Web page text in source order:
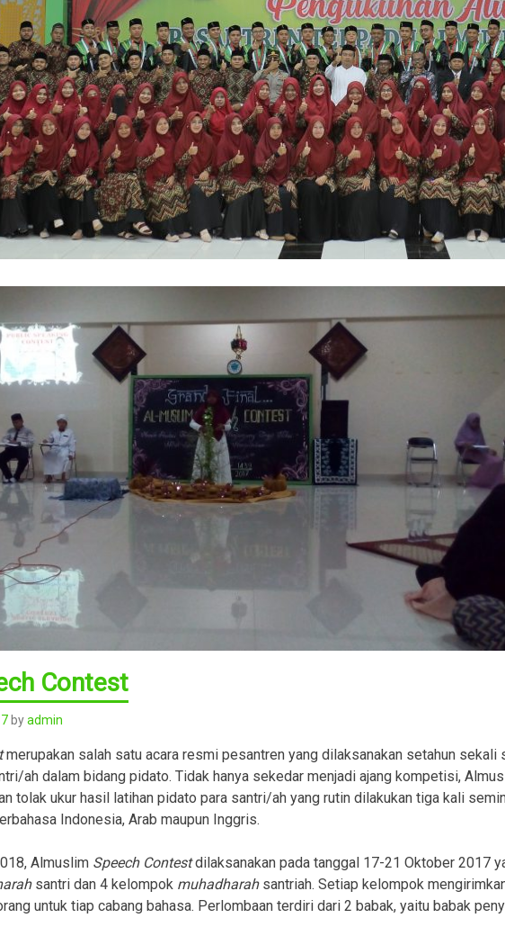
Contest
byadmin
merupakan salah satu acara resmi pesantren yang dilaksanakan setahun sekali
ah dalam bidang pidato. Tidak hanya sekedar menjadi ajang kompetisi,
tolak ukur hasil latihan pidato para santri/ah yang rutin dilakukan tiga kali
Indonesia, Arab maupun Inggris.
Almuslim Speech Contestdilaksanakan pada tanggal 17-21 Oktober 2017
santri dan 4 kelompok muhadharahsantriah. Setiap kelompok
untuk tiap cabang bahasa. Perlombaan terdiri dari 2 babak, yaitu babak